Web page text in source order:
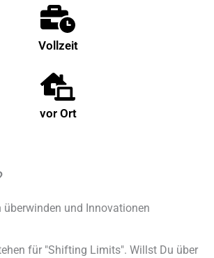
Vollzeit
vor Ort
überwinden und Innovationen
für "Shifting Limits". Willst Du über